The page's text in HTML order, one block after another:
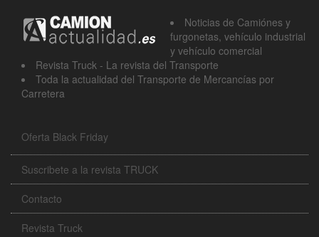
Noticias de Camiónes y
furgonetas, vehículo industrial
y vehículo comercial
Revista Truck - La revista del Transporte
Toda la actualidad del Transporte de Mercancías por
Carretera
Oferta Black Friday
Suscribete a la revista TRUCK
Contacto
Revista Truck